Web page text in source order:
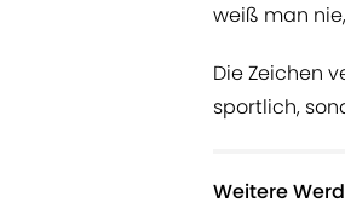
weiß man
Die Zeichen
sportlich,
Weitere